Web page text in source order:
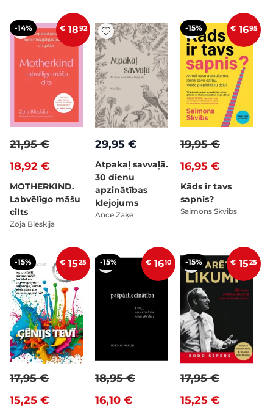
-14% € 1892
18,92 €
21,95 €
MOTHERKIND.
Labvēlīgo māšu
cilts
Zoja Bleskija
29,95 €
Atpakaļ savvaļā.
30 dienu
apzinātības
klejojums
Ance Zaķe
-15% € 1695
16,95 €
19,95 €
Kāds ir tavs
sapnis?
Saimons Skvibs
-15% € 1525
15,25 €
17,95 €
-15% € 1610
16,10 €
18,95 €
-15% € 1525
15,25 €
17,95 €